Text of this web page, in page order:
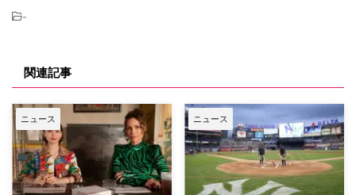
-
関連記事
ニュース ニュース